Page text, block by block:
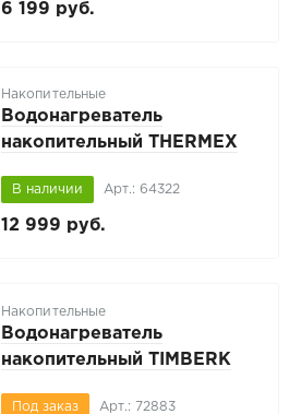
6 199 руб.
Накопительные
Водонагреватель
накопительный THERMEX
12 999 руб.
В наличии Арт.: 64322
Накопительные
Водонагреватель
накопительный TIMBERK
Под заказ Арт.: 72883